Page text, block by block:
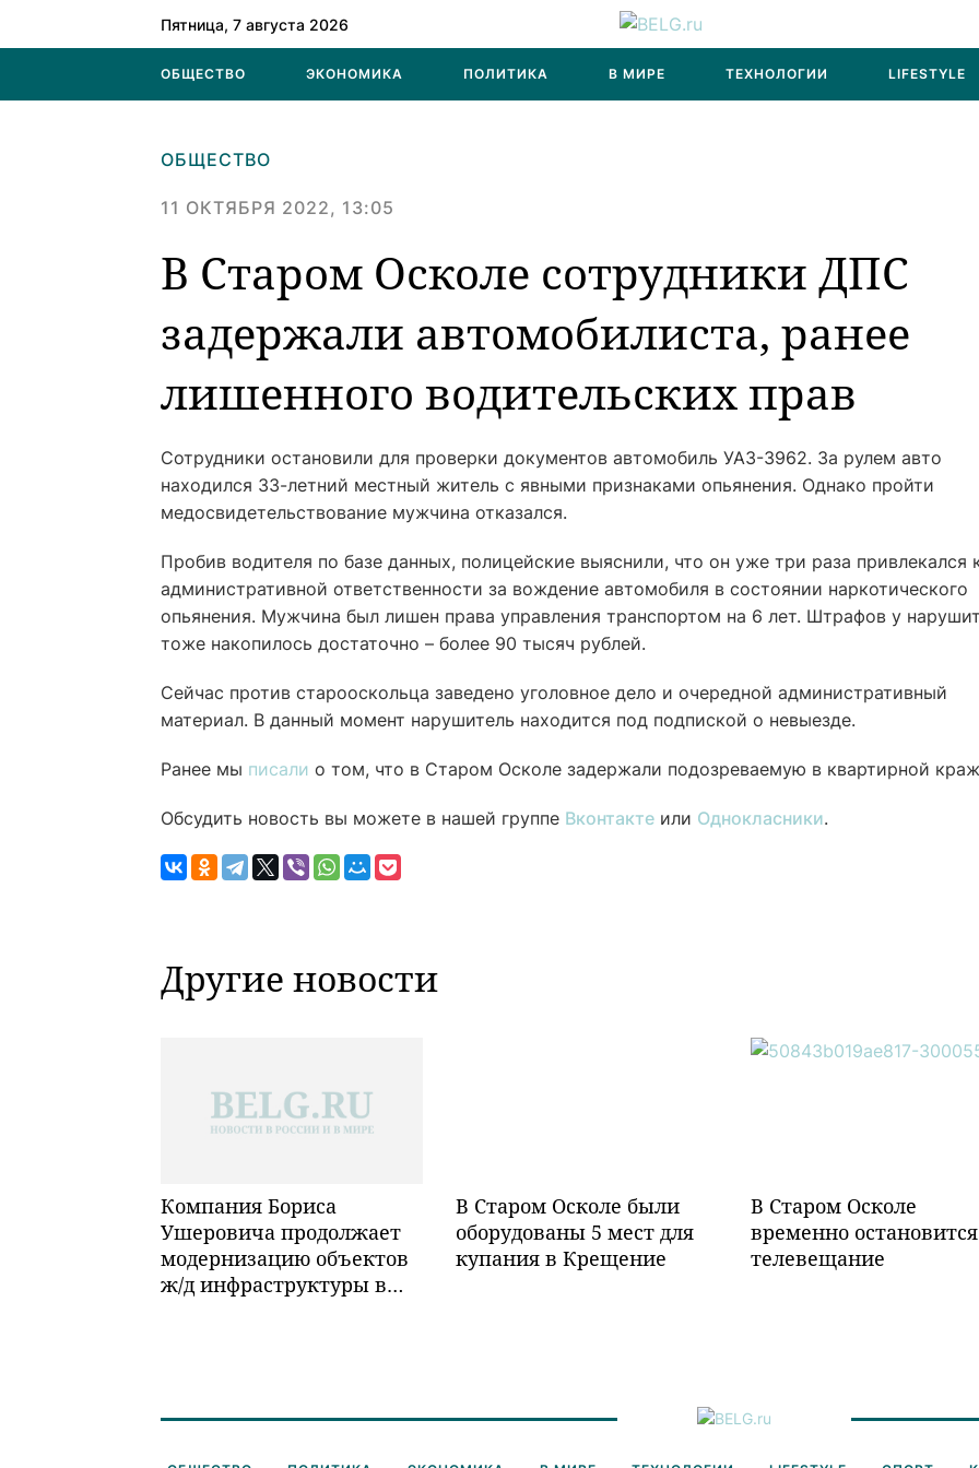
Пятница, 7 августа 2026
ОБЩЕСТВО ЭКОНОМИКА ПОЛИТИКА В МИРЕ ТЕХНОЛОГИИ LIFESTYLE
ОБЩЕСТВО
11 ОКТЯБРЯ 2022, 13:05
В Старом Осколе сотрудники ДПС
задержали автомобилиста, ранее
лишенного водительских прав
Сотрудники остановили для проверки документов автомобиль УАЗ-3962. За рулем авто
находился 33-летний местный житель с явными признаками опьянения. Однако пройти
медосвидетельствование мужчина отказался.
Пробив водителя по базе данных, полицейские выяснили, что он уже три раза привлекался
административной ответственности за вождение автомобиля в состоянии наркотического
опьянения. Мужчина был лишен права управления транспортом на 6 лет. Штрафов у
тоже накопилось достаточно – более 90 тысяч рублей.
Сейчас против старооскольца заведено уголовное дело и очередной административный
материал. В данный момент нарушитель находится под подпиской о невыезде.
Ранее мы писали о том, что в Старом Осколе задержали подозреваемую в квартирной
Обсудить новость вы можете в нашей группе Вконтакте или Однокласники.
Другие новости
Компания Бориса
Ушеровича продолжает
модернизацию объектов
ж/д инфраструктуры в
В Старом Осколе были
оборудованы 5 мест для
купания в Крещение
В Старом Осколе
временно остановится
телевещание